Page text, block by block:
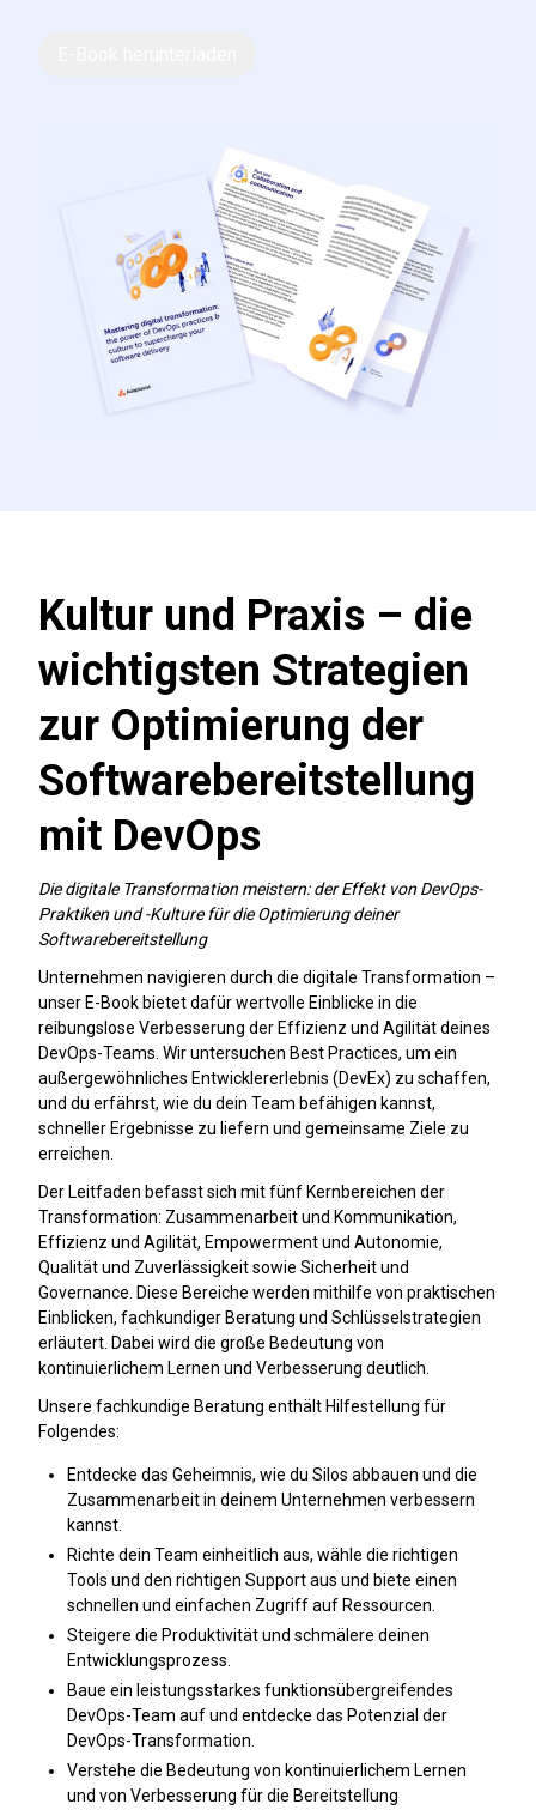
Kultur und Praxis – die
wichtigsten Strategien
zur Optimierung der
Softwarebereitstellung
mit DevOps
Die digitale Transformation meistern: der Effekt von DevOps-
Praktiken und -Kulture für die Optimierung deiner
Softwarebereitstellung
Unternehmen navigieren durch die digitale Transformation –
unser E-Book bietet dafür wertvolle Einblicke in die
reibungslose Verbesserung der Effizienz und Agilität deines
DevOps-Teams. Wir untersuchen Best Practices, um ein
außergewöhnliches Entwicklererlebnis (DevEx) zu schaffen,
und du erfährst, wie du dein Team befähigen kannst,
schneller Ergebnisse zu liefern und gemeinsame Ziele zu
erreichen.
Der Leitfaden befasst sich mit fünf Kernbereichen der
Transformation: Zusammenarbeit und Kommunikation,
Effizienz und Agilität, Empowerment und Autonomie,
Qualität und Zuverlässigkeit sowie Sicherheit und
Governance. Diese Bereiche werden mithilfe von praktischen
Einblicken, fachkundiger Beratung und Schlüsselstrategien
erläutert. Dabei wird die große Bedeutung von
kontinuierlichem Lernen und Verbesserung deutlich.
Unsere fachkundige Beratung enthält Hilfestellung für
Folgendes:
Entdecke das Geheimnis, wie du Silos abbauen und die
Zusammenarbeit in deinem Unternehmen verbessern
kannst.
Richte dein Team einheitlich aus, wähle die richtigen
Tools und den richtigen Support aus und biete einen
schnellen und einfachen Zugriff auf Ressourcen.
Steigere die Produktivität und schmälere deinen
Entwicklungsprozess.
Baue ein leistungsstarkes funktionsübergreifendes
DevOps-Team auf und entdecke das Potenzial der
DevOps-Transformation.
Verstehe die Bedeutung von kontinuierlichem Lernen
und von Verbesserung für die Bereitstellung